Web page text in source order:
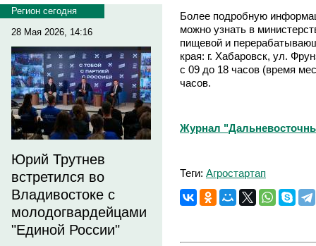
Регион сегодня
28 Мая 2026, 14:16
Юрий Трутнев
встретился во
Владивостоке с
молодогвардейцами
"Единой России"
Более подробную
можно узнать в
пищевой и
края: г. Хабаровск, ул.
с 09 до 18 часов (время
часов.
Журнал
Теги: Агростартап